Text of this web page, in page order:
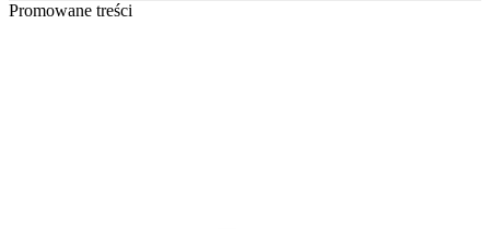
Promowane treści